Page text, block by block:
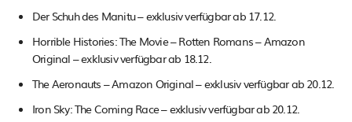
Der Schuh des Manitu – exklusiv verfügbar ab 17.12.
Horrible Histories: The Movie – Rotten Romans – Amazon
Original – exklusiv verfügbar ab 18.12.
The Aeronauts – Amazon Original – exklusiv verfügbar ab 20.12.
Iron Sky: The Coming Race – exklusiv verfügbar ab 20.12.